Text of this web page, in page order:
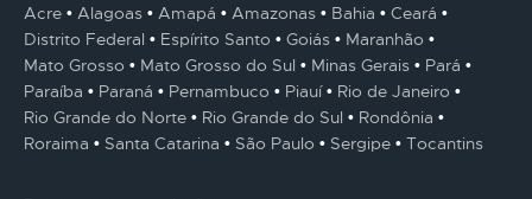
Acre
Alagoas Amapá Amazonas Bahia
Ceará
Distrito Federal
Espírito Santo Goiás
Maranhão
Mato Grosso
Mato Grosso do Sul Minas Gerais
Pará
Paraíba
Paraná Pernambuco Piauí
Rio de Janeiro
Rio Grande do Norte
Rio Grande do Sul
Rondônia
Roraima
Santa Catarina São Paulo Sergipe Tocantins